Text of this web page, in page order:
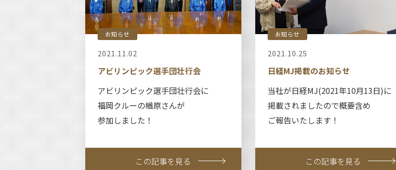
お知らせ
2021.11.02
アビリンピック選手団壮行会
アビリンピック選手団壮行会に
福岡クルーの楢原さんが
参加しました！
この記事を見る
お知らせ
2021.10.25
日経MJ掲載のお知らせ
当社が日経MJ(2021年10月13日)に
掲載されましたので概要含め
ご報告いたします！
この記事を見る